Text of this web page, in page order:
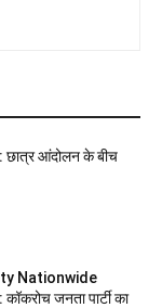
छात्र आंदोलन के बीच
Nationwide
जनता पार्टी का